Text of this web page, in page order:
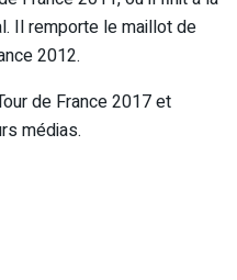
Il remporte le maillot de
2012.
de France 2017 et
médias.